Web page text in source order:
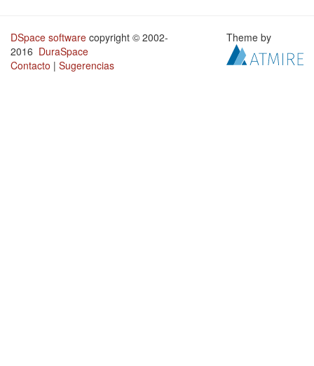
DSpace software copyright © 2002-
2016 DuraSpace
Contacto | Sugerencias
Theme by